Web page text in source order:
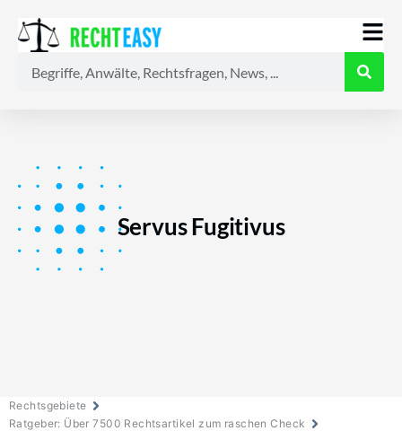
Servus Fugitivus
Rechtsgebiete
Ratgeber: Über 7500 Rechtsartikel zum raschen Check